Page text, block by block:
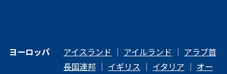
ヨーロッパ アイスランド ｜ アイルランド ｜ アラブ首
長国連邦｜ イギリス ｜ イタリア ｜ オー